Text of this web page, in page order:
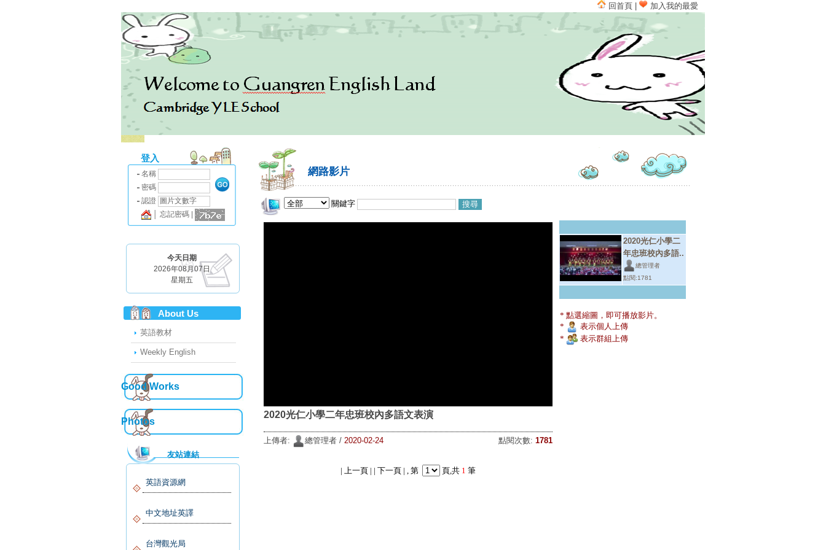
回首頁 | 加入我的最愛
登入
名稱
密碼
認證
忘記密碼
今天日期
2026年08月07日
星期五
About Us
英語教材
Weekly English
Good Works
Photos
友站連結
英語資源網
中文地址英譯
台灣觀光局
網路影片
關鍵字
2020光仁小學二年忠班校內多語文表演
上傳者: 總管理者 / 2020-02-24 點閱次數: 1781
| 上一頁 | | 下一頁 | , 第 頁,共 1 筆
2020光仁小學二
年忠班校內多語..
總管理者
點閱:1781
* 點選縮圖，即可播放影片。
*
表示個人上傳
*
表示群組上傳